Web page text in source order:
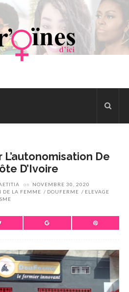
L’autonomisation De
D’Ivoire
on
NOVEMBRE 30, 2020
DE LA FEMME DOUFERME
ELEVAGE